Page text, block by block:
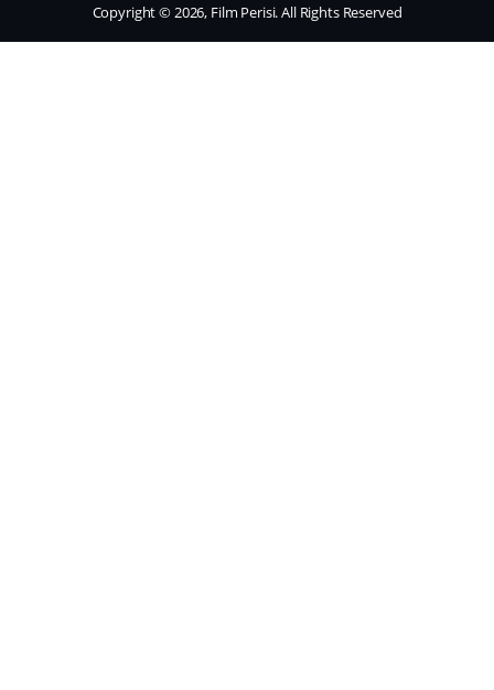
Copyright © 2026, Film Perisi. All Rights Reserved